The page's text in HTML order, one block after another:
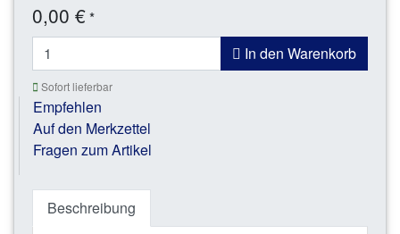
0,00 €*
In den Warenkorb
Sofort lieferbar
Empfehlen
Auf den Merkzettel
Fragen zum Artikel
Beschreibung